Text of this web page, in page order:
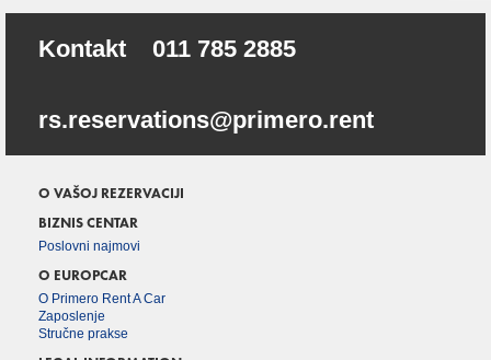
OSNOVNI PAKET OSIGURANJA od štete (CDW) i krađe
(THW)
Starost vozača između28 - 80godina
DEPOZIT NA KREDITNOJ KARTICI u iznosu od
6.000,00 EUR+ iznosa najma
Za ovu grupu vozila potrebne su DVE KREDITNE KARTICE
KOMPLETNI USLOVI NAJMA
Kontakt 011 785 2885
rs.reservations@primero.rent
O VAŠOJ REZERVACIJI
BIZNIS CENTAR
Poslovni najmovi
O EUROPCAR
O Primero Rent A Car
Zaposlenje
Stručne prakse